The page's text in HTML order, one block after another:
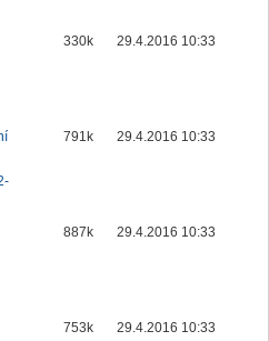
330k 29.4.2016 10:33
791k 29.4.2016 10:33
887k 29.4.2016 10:33
753k 29.4.2016 10:33